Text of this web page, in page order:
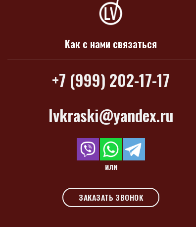
Как с нами связаться
+7 (999) 202-17-17
lvkraski@yandex.ru
или
ЗАКАЗАТЬ ЗВОНОК